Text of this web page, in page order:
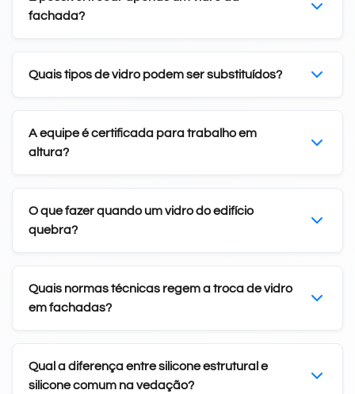
fachada?
Quais tipos de vidro podem ser substituídos?
A equipe é certificada para trabalho em
altura?
O que fazer quando um vidro do edifício
quebra?
Quais normas técnicas regem a troca de vidro
em fachadas?
Qual a diferença entre silicone estrutural e
silicone comum na vedação?